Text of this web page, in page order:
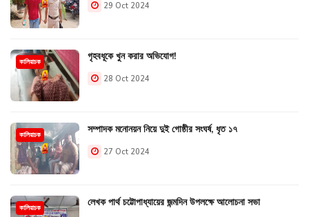
29 Oct 2024
কালিয়াচক গৃহবধূকে খুন করার অভিযোগ!
28 Oct 2024
কালিয়াচক সম্পাদক মনোনয়ন নিয়ে দুই গোষ্ঠীর সংঘর্ষ, ধৃত ১৭
27 Oct 2024
কালিয়াচক লেখক পার্থ চট্টোপাধ্যায়ের জন্মদিন উপলক্ষে আলোচনা সভা